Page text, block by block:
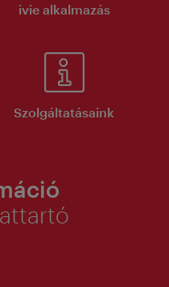
ivie alkalmazás
Szolgáltatásaink